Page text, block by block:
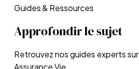
Guides & Ressources
Approfondir le sujet
Retrouvez nos guides experts sur
Assurance Vie